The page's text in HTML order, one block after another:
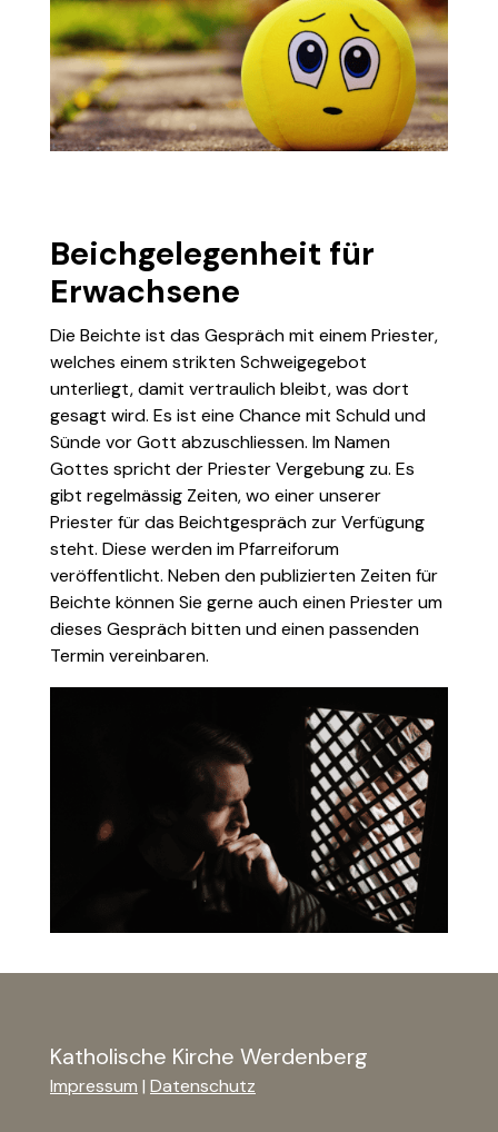
Beichgelegenheit für
Erwachsene
Die Beichte ist das Gespräch mit einem Priester,
welches einem strikten Schweigegebot
unterliegt, damit vertraulich bleibt, was dort
gesagt wird. Es ist eine Chance mit Schuld und
Sünde vor Gott abzuschliessen. Im Namen
Gottes spricht der Priester Vergebung zu. Es
gibt regelmässig Zeiten, wo einer unserer
Priester für das Beichtgespräch zur Verfügung
steht. Diese werden im Pfarreiforum
veröffentlicht. Neben den publizierten Zeiten für
Beichte können Sie gerne auch einen Priester um
dieses Gespräch bitten und einen passenden
Termin vereinbaren.
Katholische Kirche Werdenberg
Impressum | Datenschutz